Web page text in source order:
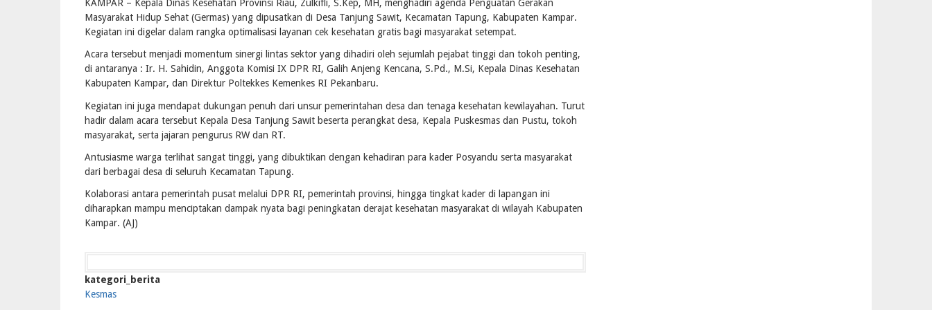
KAMPAR – Kepala Dinas Kesehatan Provinsi Riau, Zulkifli, S.Kep, MH, menghadiri agenda Penguatan Gerakan
Masyarakat Hidup Sehat (Germas) yang dipusatkan di Desa Tanjung Sawit, Kecamatan Tapung, Kabupaten Kampar.
Kegiatan ini digelar dalam rangka optimalisasi layanan cek kesehatan gratis bagi masyarakat setempat.
Acara tersebut menjadi momentum sinergi lintas sektor yang dihadiri oleh sejumlah pejabat tinggi dan tokoh penting,
di antaranya : Ir. H. Sahidin, Anggota Komisi IX DPR RI, Galih Anjeng Kencana, S.Pd., M.Si, Kepala Dinas Kesehatan
Kabupaten Kampar, dan Direktur Poltekkes Kemenkes RI Pekanbaru.
Kegiatan ini juga mendapat dukungan penuh dari unsur pemerintahan desa dan tenaga kesehatan kewilayahan. Turut
hadir dalam acara tersebut Kepala Desa Tanjung Sawit beserta perangkat desa, Kepala Puskesmas dan Pustu, tokoh
masyarakat, serta jajaran pengurus RW dan RT.
Antusiasme warga terlihat sangat tinggi, yang dibuktikan dengan kehadiran para kader Posyandu serta masyarakat
dari berbagai desa di seluruh Kecamatan Tapung.
Kolaborasi antara pemerintah pusat melalui DPR RI, pemerintah provinsi, hingga tingkat kader di lapangan ini
diharapkan mampu menciptakan dampak nyata bagi peningkatan derajat kesehatan masyarakat di wilayah Kabupaten
Kampar. (AJ)
kategori_berita
Kesmas